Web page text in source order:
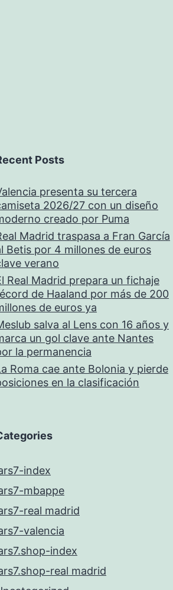
Posts
presenta su tercera
2026/27 con un diseño
creado por Puma
Madrid traspasa a Fran García
Betis por 4 millones de euros
verano
Real Madrid prepara un fichaje
de Haaland por más de 200
de euros ya
salva al Lens con 16 años y
un gol clave ante Nantes
la permanencia
Roma cae ante Bolonia y pierde
en la clasificación
index
mbappe
real madrid
valencia
index
real madrid